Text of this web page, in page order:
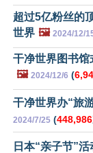
超过5亿粉丝的
世界 🖼️ 2024/12/
干净世界图书
🖼️ 2024/12/6 (
干净世界办“旅
2024/7/25 (448,986
日本“亲子节”